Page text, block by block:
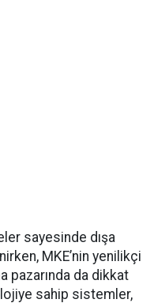
sayesinde dışa
MKE’nin yenilikçi
pazarında da dikkat
sahip sistemler,